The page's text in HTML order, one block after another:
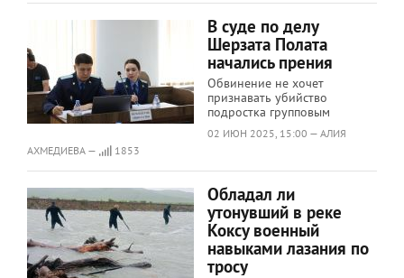
В суде по делу
Шерзата Полата
начались прения
Обвинение не хочет
признавать убийство
подростка групповым
02 ИЮН 2025, 15:00 — АЛИЯ
АХМЕДИЕВА —
1853
Обладал ли
утонувший в реке
Коксу военный
навыками лазания по
тросу